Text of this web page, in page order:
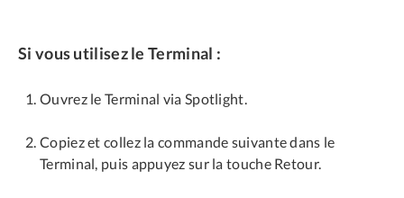
Si vous utilisez le Terminal :
Ouvrez le Terminal via Spotlight.
Copiez et collez la commande suivante dans le
Terminal, puis appuyez sur la touche Retour.